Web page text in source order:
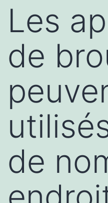
Les
de
de